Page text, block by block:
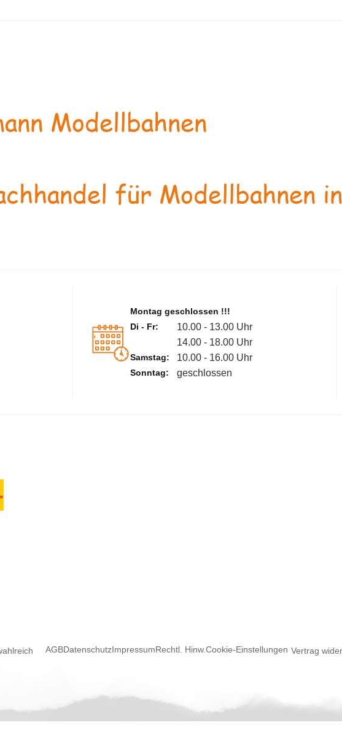
Modellbahnen
für Modellbahnen
Montag geschlossen !!!
Di - Fr:
10.00 - 13.00 Uhr
14.00 - 18.00 Uhr
Samstag: 10.00 - 16.00 Uhr
Sonntag: geschlossen
AGBDatenschutzImpressumRechtl. Hinw.Cookie-Einstellungen Vertrag